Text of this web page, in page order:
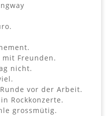
Freunden.
nicht.
vor der Arbeit.
Rockkonzerte.
grossmütig.